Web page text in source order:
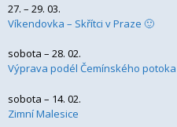
27. – 29. 03.
Víkendovka – Skřítci v Praze 🙂
sobota – 28. 02.
Výprava podél Čemínského potoka
sobota – 14. 02.
Zimní Malesice